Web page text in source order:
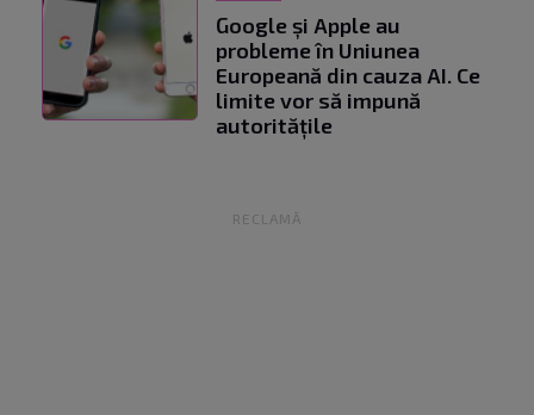
Google și Apple au
probleme în Uniunea
Europeană din cauza AI. Ce
limite vor să impună
autoritățile
RECLAMĂ